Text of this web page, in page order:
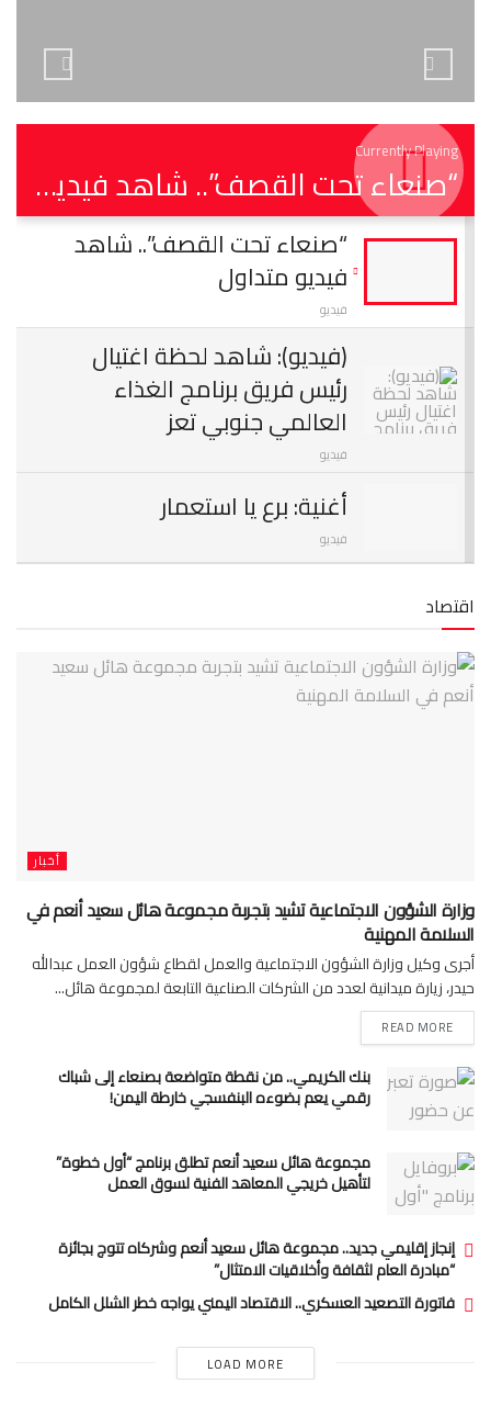
Currently Playing
“صنعاء تحت القصف”.. شاهد فيديو متداول
“صنعاء تحت القصف”.. شاهد
فيديو متداول
فيديو
(فيديو): شاهد لحظة اغتيال
رئيس فريق برنامج الغذاء
العالمي جنوبي تعز
فيديو
أغنية: برع يا استعمار
فيديو
فيديو .. مستشفى خليفة العام
بالتربة تعبث بجثث الموتى
اقتصاد
أخبار
وزارة الشؤون الاجتماعية تشيد بتجربة مجموعة هائل سعيد أنعم في
السلامة المهنية
أجرى وكيل وزارة الشؤون الاجتماعية والعمل لقطاع شؤون العمل عبدالله
حيدر، زيارة ميدانية لعدد من الشركات الصناعية التابعة لمجموعة هائل...
READ MORE
بنك الكريمي.. من نقطة متواضعة بصنعاء إلى شباك
رقمي يعم بضوءه البنفسجي خارطة اليمن!
مجموعة هائل سعيد أنعم تطلق برنامج “أول خطوة”
لتأهيل خريجي المعاهد الفنية لسوق العمل
إنجاز إقليمي جديد.. مجموعة هائل سعيد أنعم وشركاه تتوج بجائزة
“مبادرة العام لثقافة وأخلاقيات الامتثال”
فاتورة التصعيد العسكري.. الاقتصاد اليمني يواجه خطر الشلل الكامل
LOAD MORE